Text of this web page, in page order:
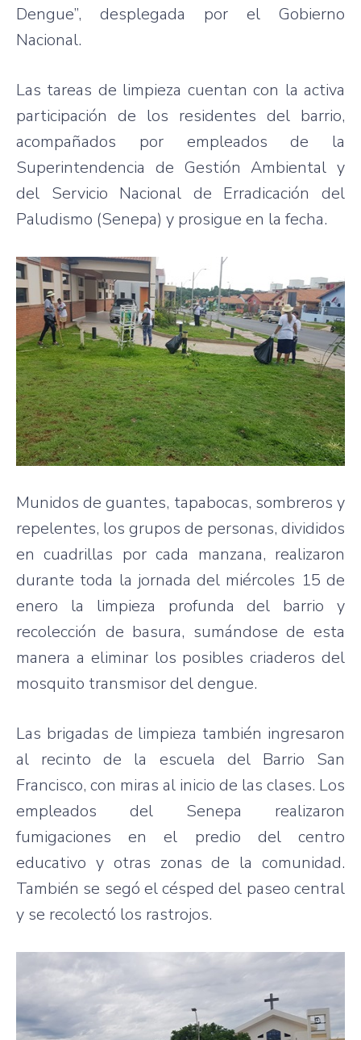
Dengue”, desplegada por el Gobierno
Nacional.
Las tareas de limpieza cuentan con la activa
participación de los residentes del barrio,
acompañados por empleados de la
Superintendencia de Gestión Ambiental y
del Servicio Nacional de Erradicación del
Paludismo (Senepa) y prosigue en la fecha.
Munidos de guantes, tapabocas, sombreros y
repelentes, los grupos de personas, divididos
en cuadrillas por cada manzana, realizaron
durante toda la jornada del miércoles 15 de
enero la limpieza profunda del barrio y
recolección de basura, sumándose de esta
manera a eliminar los posibles criaderos del
mosquito transmisor del dengue.
Las brigadas de limpieza también ingresaron
al recinto de la escuela del Barrio San
Francisco, con miras al inicio de las clases. Los
empleados del Senepa realizaron
fumigaciones en el predio del centro
educativo y otras zonas de la comunidad.
También se segó el césped del paseo central
y se recolectó los rastrojos.